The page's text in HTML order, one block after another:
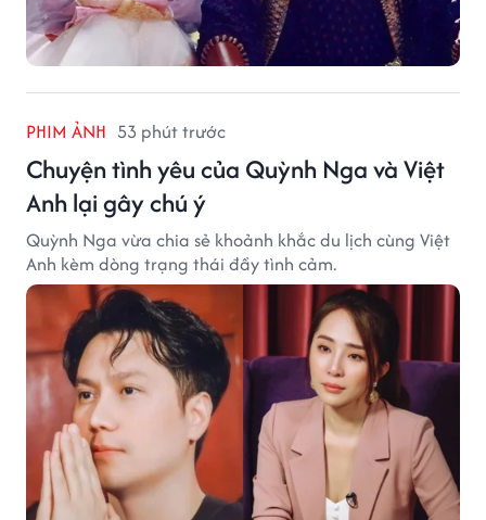
PHIM ẢNH 53 phút trước
Chuyện tình yêu của Quỳnh Nga và Việt
Anh lại gây chú ý
Quỳnh Nga vừa chia sẻ khoảnh khắc du lịch cùng Việt
Anh kèm dòng trạng thái đầy tình cảm.